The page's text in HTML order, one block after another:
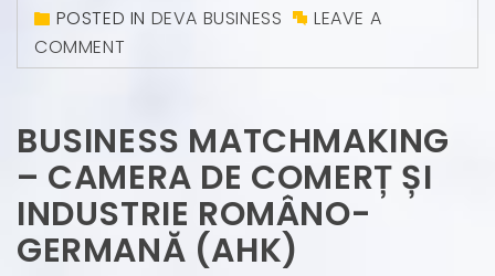
POSTED IN DEVA BUSINESS
LEAVE A
COMMENT
BUSINESS MATCHMAKING
– CAMERA DE COMERȚ ȘI
INDUSTRIE ROMÂNO-
GERMANĂ (AHK)